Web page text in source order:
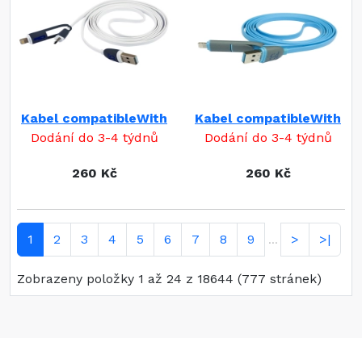
Kabel compatibleWith
Dodání do 3-4 týdnů
260 Kč
Kabel compatibleWith
Dodání do 3-4 týdnů
260 Kč
1 2 3 4 5 6 7 8 9 ... > >|
Zobrazeny položky 1 až 24 z 18644 (777 stránek)